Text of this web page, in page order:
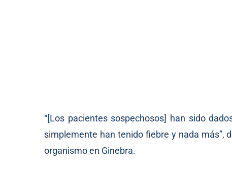
“[Los pacientes sospechosos] han sido
simplemente han tenido fiebre y nada más”,
organismo en Ginebra.